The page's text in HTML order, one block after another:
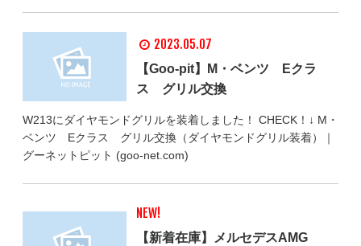
2023.05.07
【Goo-pit】M・ベンツ Eクラ
ス グリル交換
W213にダイヤモンドグリルを装着しました！ CHECK！↓ M・
ベンツ Eクラス グリル交換（ダイヤモンドグリル装着）｜
グーネットピット (goo-net.com)
NEW!
【新着在庫】メルセデスAMG